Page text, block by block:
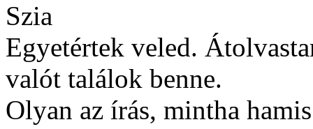
Szia
Egyetértek veled.
valót találok benne.
Olyan az írás, mintha